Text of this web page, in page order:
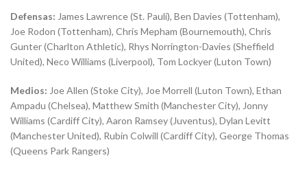
Defensas: James Lawrence (St. Pauli), Ben Davies (Tottenham),
Joe Rodon (Tottenham), Chris Mepham (Bournemouth), Chris
Gunter (Charlton Athletic), Rhys Norrington-Davies (Sheffield
United), Neco Williams (Liverpool), Tom Lockyer (Luton Town)
Medios: Joe Allen (Stoke City), Joe Morrell (Luton Town), Ethan
Ampadu (Chelsea), Matthew Smith (Manchester City), Jonny
Williams (Cardiff City), Aaron Ramsey (Juventus), Dylan Levitt
(Manchester United), Rubin Colwill (Cardiff City), George Thomas
(Queens Park Rangers)